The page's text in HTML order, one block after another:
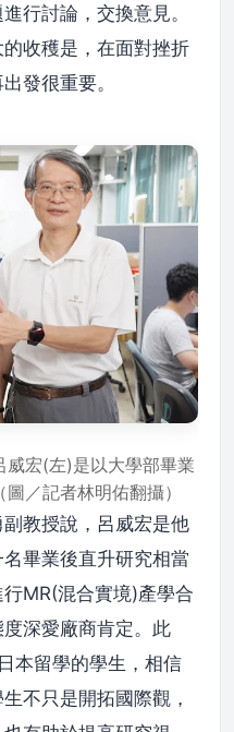
行討論，交換意見。
收穫是，在面對挫折
發很重要。
宏(左)是以大學部畢業
／記者林明佑翻攝）
教授說，呂威宏是他
畢業後直升研究相當
MR(混合實境)產學合
深愛廠商肯定。此
本留學的學生，相信
不只是開拓國際觀，